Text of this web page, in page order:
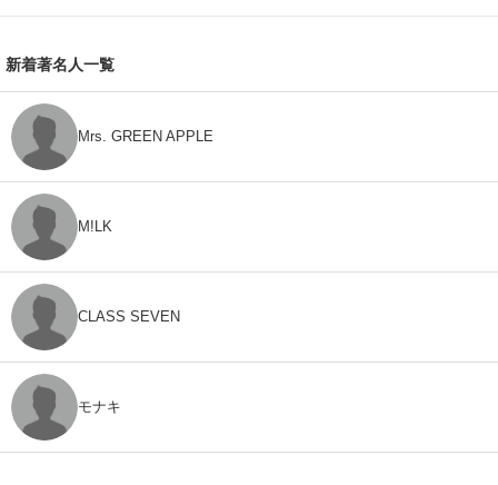
新着著名人一覧
Mrs. GREEN APPLE
M!LK
CLASS SEVEN
モナキ